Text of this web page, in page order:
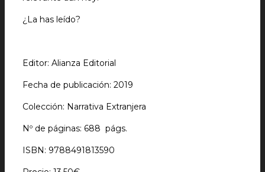
¿La has leído?
Editor: Alianza Editorial
Fecha de publicación: 2019
Colección: Narrativa Extranjera
Nº de páginas: 688 págs.
ISBN: 9788491813590